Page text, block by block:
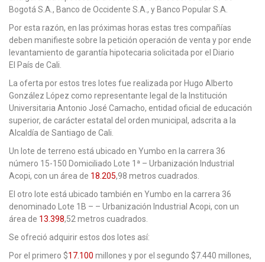
Bogotá S.A., Banco de Occidente S.A., y Banco Popular S.A.
Por esta razón, en las próximas horas estas tres compañías
deben manifieste sobre la petición operación de venta y por ende
levantamiento de garantía hipotecaria solicitada por el Diario
El País de Cali.
La oferta por estos tres lotes fue realizada por Hugo Alberto
González López como representante legal de la Institución
Universitaria Antonio José Camacho, entidad oficial de educación
superior, de carácter estatal del orden municipal, adscrita a la
Alcaldía de Santiago de Cali.
Un lote de terreno está ubicado en Yumbo en la carrera 36
número 15-150 Domiciliado Lote 1ª – Urbanización Industrial
Acopi, con un área de 18.205,98 metros cuadrados.
El otro lote está ubicado también en Yumbo en la carrera 36
denominado Lote 1B – – Urbanización Industrial Acopi, con un
área de 13.398,52 metros cuadrados.
Se ofreció adquirir estos dos lotes así:
Por el primero $17.100 millones y por el segundo $7.440 millones,